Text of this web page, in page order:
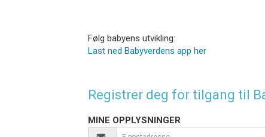
Følg babyens utvikling:
Last ned Babyverdens app her
Registrer deg for tilgang til
MINE OPPLYSNINGER